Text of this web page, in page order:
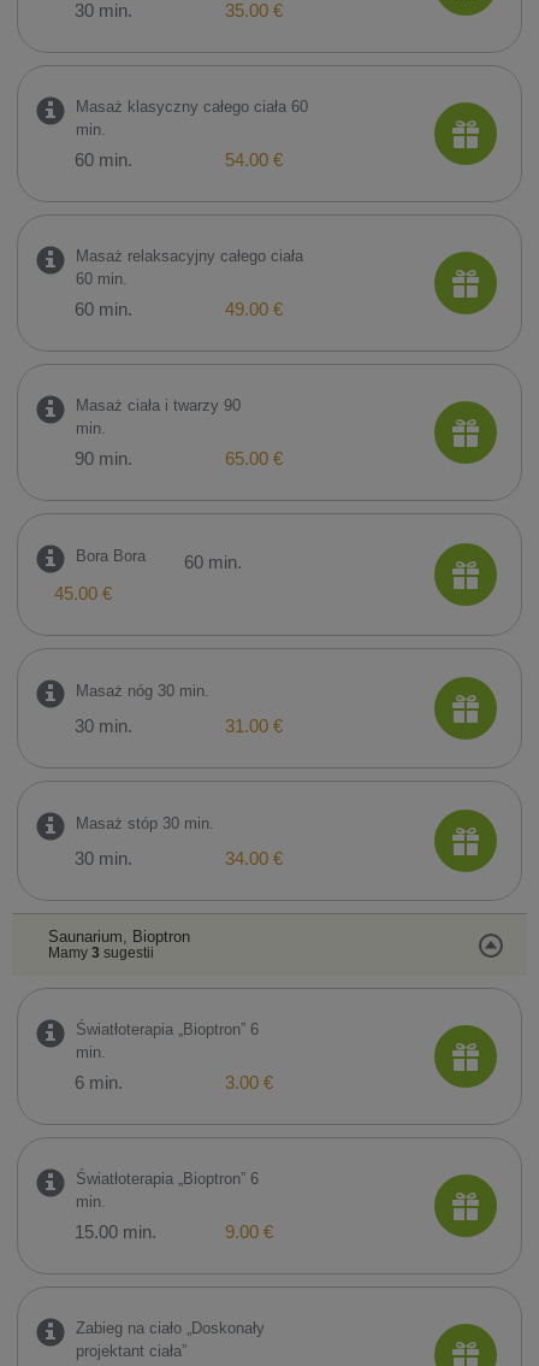
30 min. 35.00 €
Masaż klasyczny całego ciała 60
min.
60 min. 54.00 €
Masaż relaksacyjny całego ciała
60 min.
60 min. 49.00 €
Masaż ciała i twarzy 90
min.
90 min. 65.00 €
Bora Bora
60 min.
45.00 €
Masaż nóg 30 min.
30 min. 31.00 €
Masaż stóp 30 min.
30 min. 34.00 €
Saunarium, Bioptron
Mamy 3 sugestii
Światłoterapia „Bioptron” 6
min.
6 min. 3.00 €
Światłoterapia „Bioptron” 6
min.
15.00 min. 9.00 €
Zabieg na ciało „Doskonały
projektant ciała”